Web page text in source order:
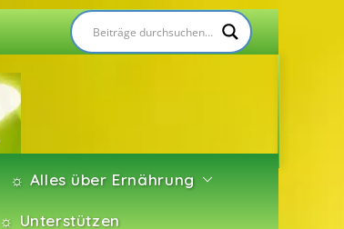
☼ Alles über Ernährung
☼ Unterstützen